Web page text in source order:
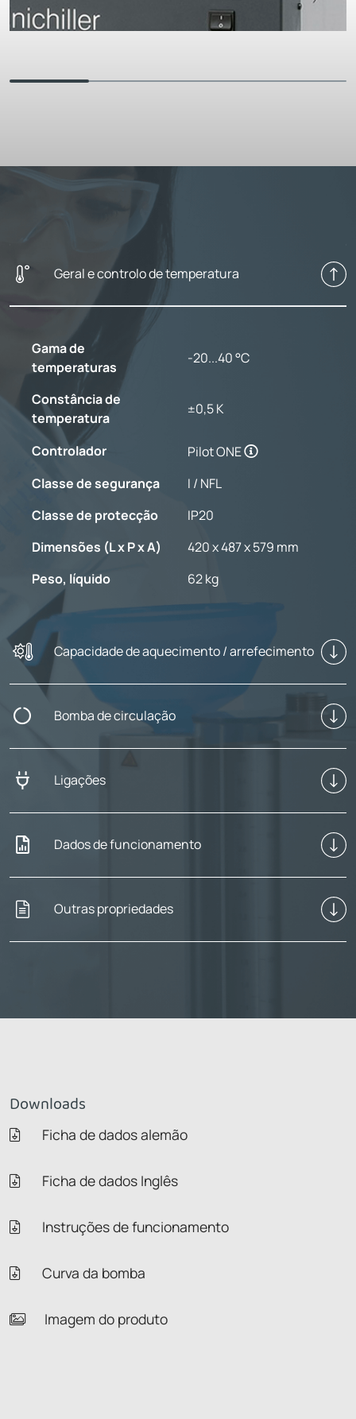
Geral e controlo de temperatura
Gama de
temperaturas
-20...40 °C
Constância de
temperatura
±0,5 K
Controlador
Pilot ONE
Classe de segurança
I / NFL
Classe de protecção
IP20
Dimensões (L x P x A)
420 x 487 x 579 mm
Peso, líquido
62 kg
Capacidade de aquecimento / arrefecimento
Bomba de circulação
Ligações
Dados de funcionamento
Outras propriedades
Downloads
Ficha de dados alemão
Ficha de dados Inglês
Instruções de funcionamento
Curva da bomba
Imagem do produto